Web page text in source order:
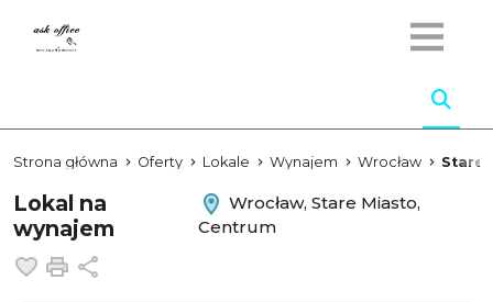
Strona główna Oferty Lokale Wynajem Wrocław Stare
Lokal na
wynajem
Wrocław, Stare Miasto,
Centrum
Dodaj do ulubionych
Drukuj